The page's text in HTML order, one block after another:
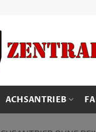
ACHSANTRIEB